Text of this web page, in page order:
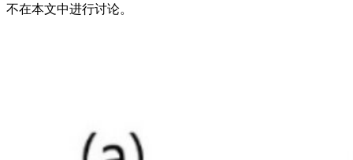
不在本文中进行讨论。